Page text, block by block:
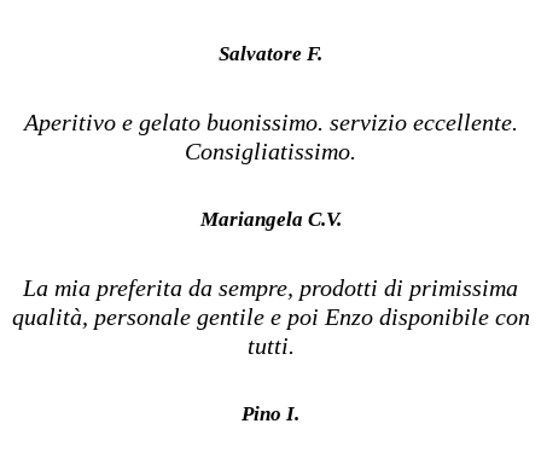
Salvatore F.
Aperitivo e gelato buonissimo. servizio eccellente.
Consigliatissimo.
Mariangela C.V.
La mia preferita da sempre, prodotti di primissima
qualità, personale gentile e poi Enzo disponibile con
tutti.
Pino I.